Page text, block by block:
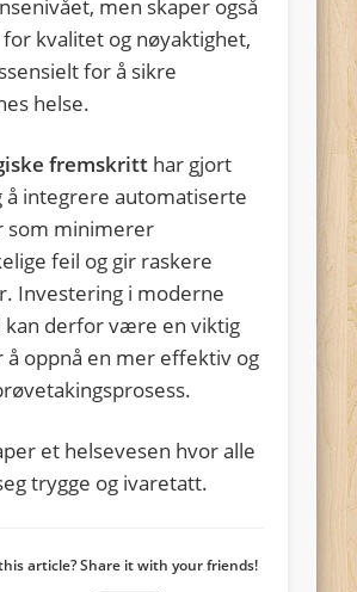
men skaper også
kvalitet og nøyaktighet,
for å sikre
helse.
fremskritt har gjort
å integrere automatiserte
som minimerer
feil og gir raskere
Investering i moderne
kan derfor være en viktig
oppnå en mer effektiv og
et helsevesen hvor alle
trygge og ivaretatt.
article? Share it with your friends!